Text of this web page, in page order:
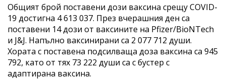
Общият брой поставени дози ваксина срещу COVID-
19 достигна 4 613 037. През вчерашния ден са
поставени 14 дози от ваксините на Pfizer/BioNTech
и J&J. Напълно ваксинирани са 2 077 712 души.
Хората с поставена подсилваща доза ваксина са 945
792, като от тях 73 222 души са с бустер с
адаптирана ваксина.